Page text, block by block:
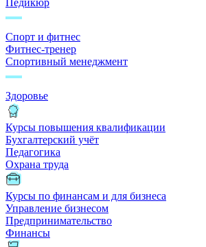
Педикюр
Спорт и фитнес
Фитнес-тренер
Спортивный менеджмент
Здоровье
Курсы повышения квалификации
Бухгалтерский учёт
Педагогика
Охрана труда
Курсы по финансам и для бизнеса
Управление бизнесом
Предпринимательство
Финансы